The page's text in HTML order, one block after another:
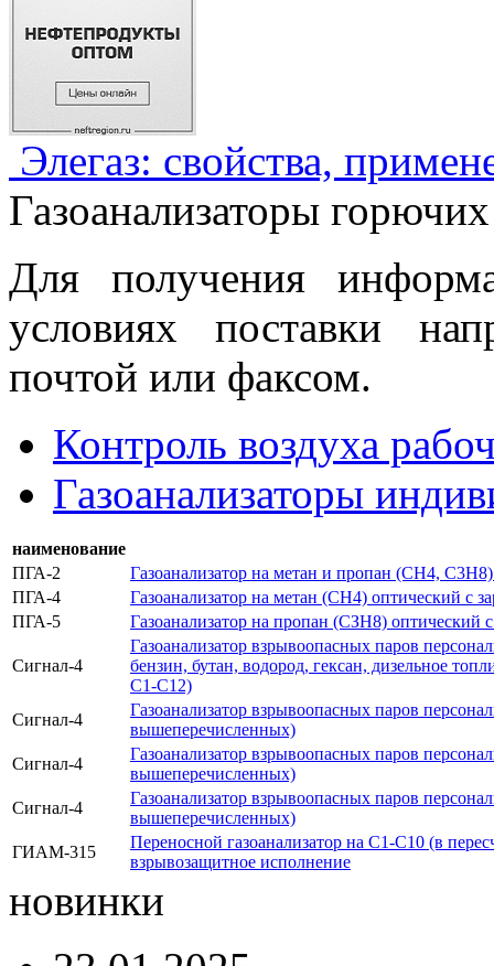
Элегаз: свойства,
Газоанализаторы
Для получения
условиях поставки
почтой или факсом.
Контроль воздуха
Газоанализаторы
наименование
ПГА-2
Газоанализатор на метан и пропан (СН4,
ПГА-4
Газоанализатор на метан (СН4) оптический с
ПГА-5
Газоанализатор на пропан (СЗН8) оптический
Сигнал-4
Газоанализатор взрывоопасных паров
бензин, бутан, водород, гексан, дизельное
С1-С12)
Сигнал-4
Газоанализатор взрывоопасных паров
вышеперечисленных)
Сигнал-4
Газоанализатор взрывоопасных паров
вышеперечисленных)
Сигнал-4
Газоанализатор взрывоопасных паров
вышеперечисленных)
ГИАМ-315
Переносной газоанализатор на С1-С10 (в
взрывозащитное исполнение
новинки